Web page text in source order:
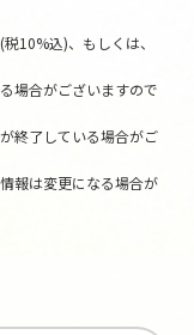
10%込)、もしくは、
場合がございますので
終了している場合がご
報は変更になる場合が